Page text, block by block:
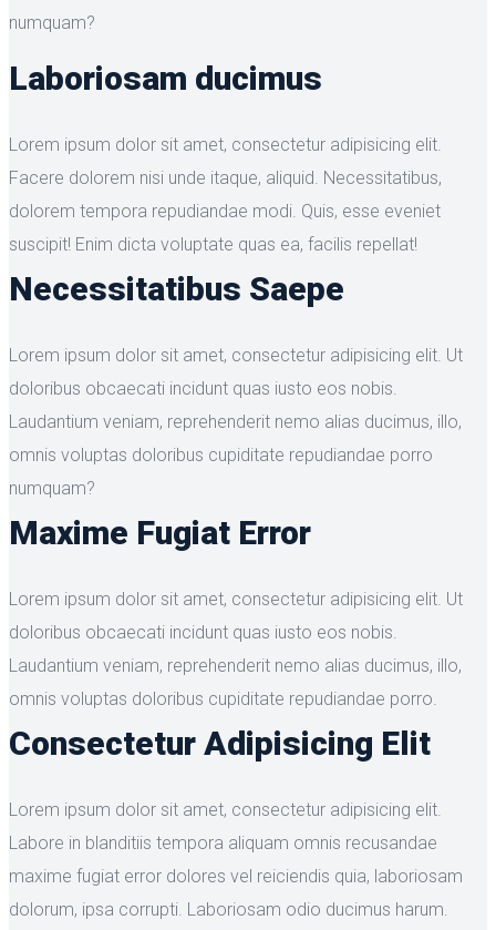
numquam?
Laboriosam ducimus
Lorem ipsum dolor sit amet, consectetur adipisicing elit.
Facere dolorem nisi unde itaque, aliquid. Necessitatibus,
dolorem tempora repudiandae modi. Quis, esse eveniet
suscipit! Enim dicta voluptate quas ea, facilis repellat!
Necessitatibus Saepe
Lorem ipsum dolor sit amet, consectetur adipisicing elit. Ut
doloribus obcaecati incidunt quas iusto eos nobis.
Laudantium veniam, reprehenderit nemo alias ducimus, illo,
omnis voluptas doloribus cupiditate repudiandae porro
numquam?
Maxime Fugiat Error
Lorem ipsum dolor sit amet, consectetur adipisicing elit. Ut
doloribus obcaecati incidunt quas iusto eos nobis.
Laudantium veniam, reprehenderit nemo alias ducimus, illo,
omnis voluptas doloribus cupiditate repudiandae porro.
Consectetur Adipisicing Elit
Lorem ipsum dolor sit amet, consectetur adipisicing elit.
Labore in blanditiis tempora aliquam omnis recusandae
maxime fugiat error dolores vel reiciendis quia, laboriosam
dolorum, ipsa corrupti. Laboriosam odio ducimus harum.